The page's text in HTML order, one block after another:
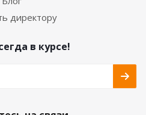
директору
в курсе!